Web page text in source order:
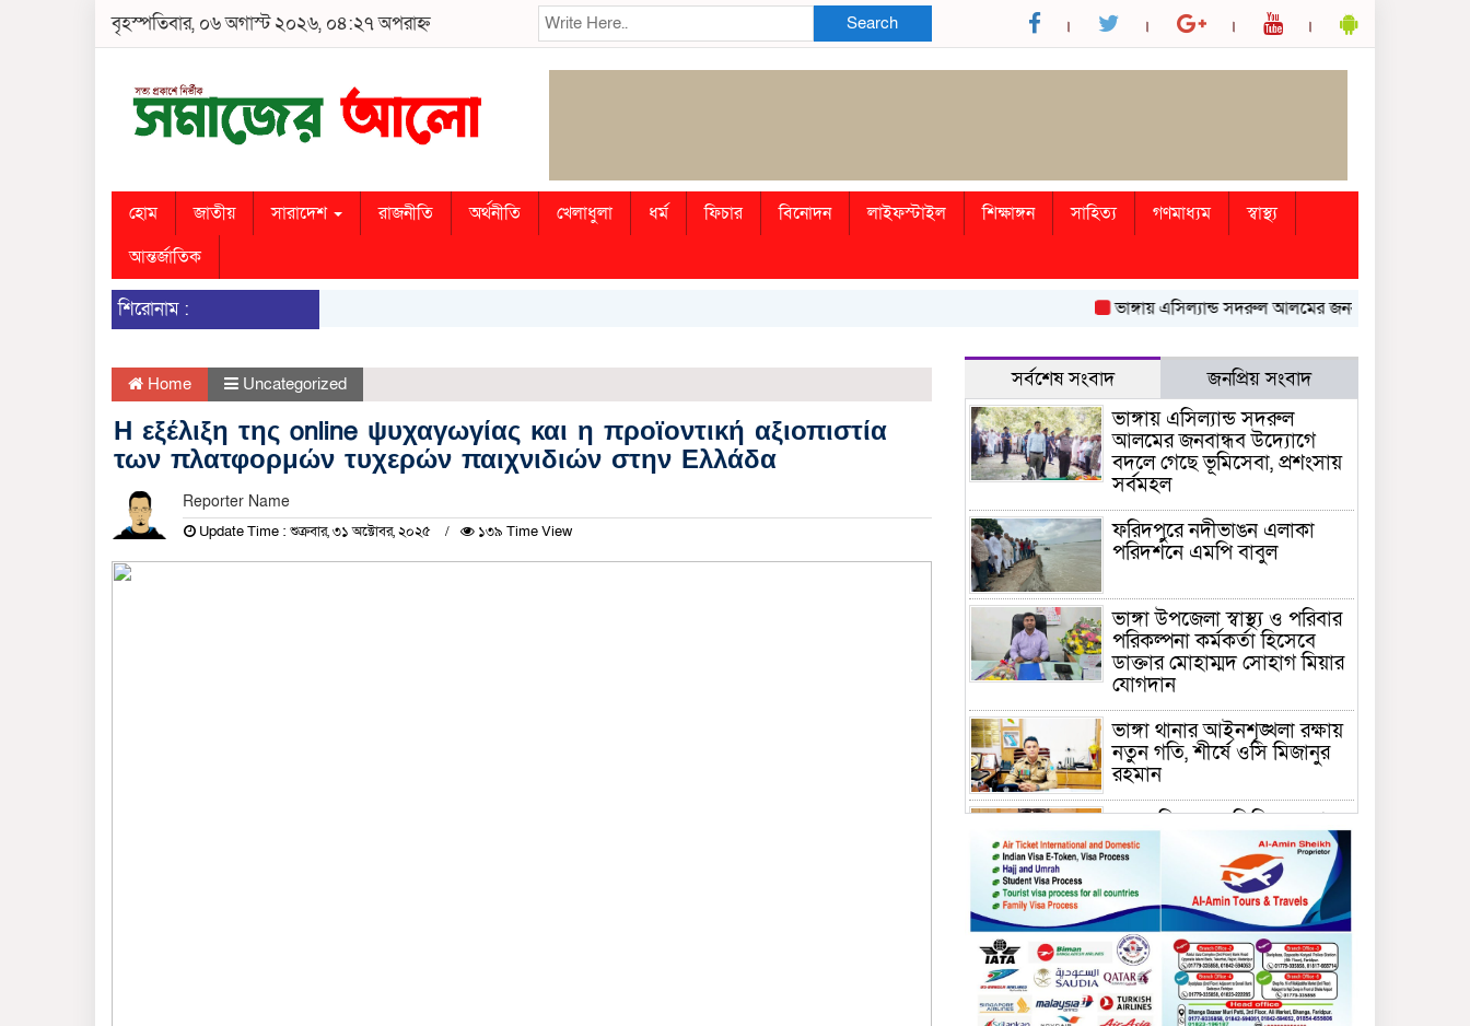
বৃহস্পতিবার, ০৬ অগাস্ট ২০২৬, ০৪:২৭ অপরাহ্ন Search
হোম জাতীয় সারাদেশ রাজনীতি অর্থনীতি খেলাধুলা ধর্ম ফিচার বিনোদন লাইফস্টাইল শিক্ষাঙ্গন সাহিত্য গণমাধ্যম
স্বাস্থ্য
আন্তর্জাতিক
শিরোনাম : ভাঙ্গায় এসিল্যান্ড সদরুল আলমের জনবান্ধব উদ্যোগে বদলে
Home Uncategorized
Η εξέλιξη της online ψυχαγωγίας και η προϊοντική αξιοπιστία
των πλατφορμών τυχερών παιχνιδιών στην Ελλάδα
Reporter Name
Update Time : শুক্রবার, ৩১ অক্টোবর, ২০২৫ ১৩৯ Time View
সর্বশেষ সংবাদ জনপ্রিয় সংবাদ
ভাঙ্গায় এসিল্যান্ড সদরুল
আলমের জনবান্ধব উদ্যোগে
বদলে গেছে ভূমিসেবা, প্রশংসায়
সর্বমহল
ফরিদপুরে নদীভাঙন এলাকা
পরিদর্শনে এমপি বাবুল
ভাঙ্গা উপজেলা স্বাস্থ্য ও পরিবার
পরিকল্পনা কর্মকর্তা হিসেবে
ডাক্তার মোহাম্মদ সোহাগ মিয়ার
যোগদান
ভাঙ্গা থানার আইনশৃঙ্খলা রক্ষায়
নতুন গতি, শীর্ষে ওসি মিজানুর
রহমান
ময়মনসিংহের অতিরিক্ত জেলা
প্রশাসক (রাজস্ব) আজিম উদ্দিন
ভূমি মন্ত্রণালয়ে পদায়ন
সাবেক এমপির প্রেস সেক্রেটারি
রফিকের ক্ষমতার দাপট ও গণ-
অসন্তোষের তথ্য গায়েব করে
ত্রিশাল থানার সাজানো রিপোর্ট